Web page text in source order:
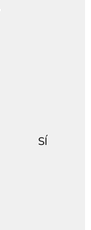
SÍ